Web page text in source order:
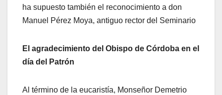
ha supuesto también el reconocimiento a don
Manuel Pérez Moya, antiguo rector del Seminario
El agradecimiento del Obispo de Córdoba en el
día del Patrón
Al término de la eucaristía, Monseñor Demetrio